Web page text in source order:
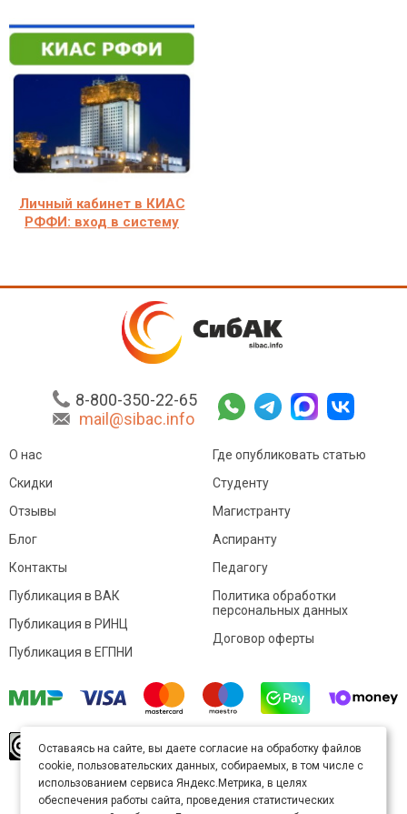
Личный кабинет в КИАС
РФФИ: вход в систему
8-800-350-22-65
mail@sibac.info
О нас
Скидки
Отзывы
Блог
Контакты
Где опубликовать статью
Студенту
Магистранту
Аспиранту
Педагогу
Публикация в ВАК
Публикация в РИНЦ
Публикация в ЕГПНИ
Политика обработки
персональных данных
Договор оферты
произведение доступно полицензии Creative
Commons «Attribution» («Атрибуция») 4.0
Непортированная.
Карта сайта
Оставаясь на сайте, вы даете согласие на обработку файлов
cookie, пользовательских данных, собираемых, в том числе с
использованием сервиса Яндекс.Метрика, в целях
обеспечения работы сайта, проведения статистических